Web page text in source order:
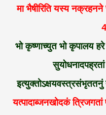
मा भैषीरिति यस्य
भो कृष्णाच्युत भो कृपालय हरे
सुयोधनादपह्रतां
इत्युक्तोऽक्षयवस्त्रसंभृततनुं
यत्पादाब्जनखोदकं त्रिजगतां